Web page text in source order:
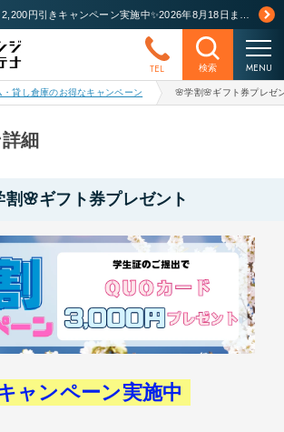
TEL 検索 MENU
・貸し倉庫のお得なキャンペーン 🌸学割🌸ギフト券プレゼ
細
割🌸ギフト券プレゼント
ャンペーン実施中